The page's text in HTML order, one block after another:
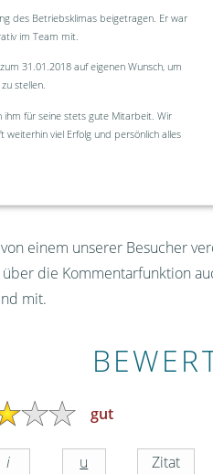
des Betriebsklimas beigetragen. Er war
im Team mit.
31.01.2018 auf eigenen Wunsch, um
stellen.
für seine stets gute Mitarbeit. Wir
viel Erfolg und persönlich alles
einem unserer Besucher
die Kommentarfunktion
mit.
gut